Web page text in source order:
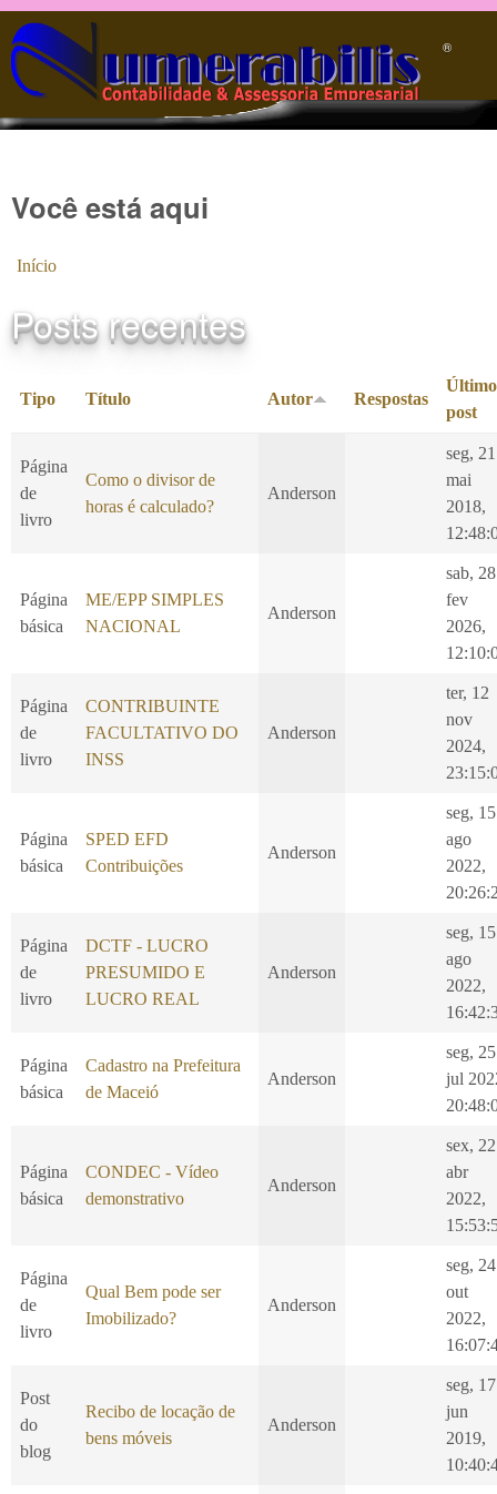
Pular para o conteúdo principal
®️
Você está aqui
Início
Posts recentes
Tipo Título Autor Respostas
Último
post
Página
de
livro
Como o divisor de
horas é calculado?
Anderson
seg, 21
mai
2018,
Página
básica
ME/EPP SIMPLES
NACIONAL
Anderson
sab, 28
fev
2026,
Página
de
livro
CONTRIBUINTE
FACULTATIVO DO
INSS
Anderson
ter, 12
nov
2024,
Página
básica
SPED EFD
Contribuições
Anderson
seg, 15
ago
2022,
Página
de
livro
DCTF - LUCRO
PRESUMIDO E
LUCRO REAL
Anderson
seg, 15
ago
2022,
Página
básica
Cadastro na Prefeitura
de Maceió
Anderson
seg, 25
jul
Página
básica
CONDEC - Vídeo
demonstrativo
Anderson
sex, 22
abr
2022,
Página
de
livro
Qual Bem pode ser
Imobilizado?
Anderson
seg, 24
out
2022,
Post
do
blog
Recibo de locação de
bens móveis
Anderson
seg, 17
jun
2019,